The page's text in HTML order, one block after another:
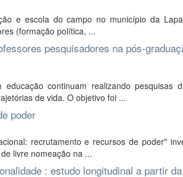
e escola do campo no município da
(formação política, ...
pesquisadores na pós-
continuam realizando pesquisas
de vida. O objetivo foi ...
poder
recrutamento e recursos de poder"
livre nomeação na ...
: estudo longitudinal a partir